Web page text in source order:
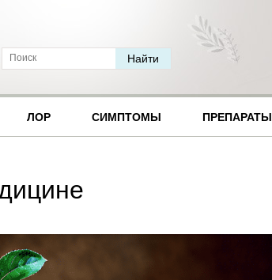
ЛОР СИМПТОМЫ ПРЕПАРАТЫ